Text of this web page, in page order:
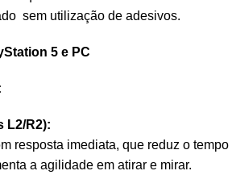
sem utilização de adesivos.
5 e PC
L2/R2):
resposta imediata, que reduz o tempo
a agilidade em atirar e mirar.